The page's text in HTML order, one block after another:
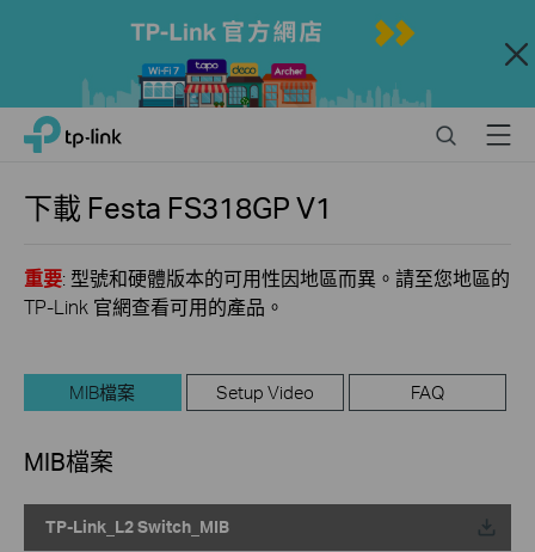
Close
Click
navigation
TP-Link, Reliably Smart SearchMenu
下載 Festa FS318GPV1
重要: 型號和硬體版本的可用性因地區而異。請至您地區的
TP-Link 官網查看可用的產品。
MIB檔案 Setup Video FAQ
MIB檔案
TP-Link_L2 Switch_MIB